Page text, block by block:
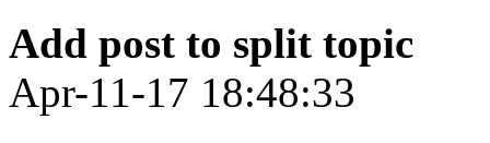
Add post to split topic
Apr-11-17 18:48:33